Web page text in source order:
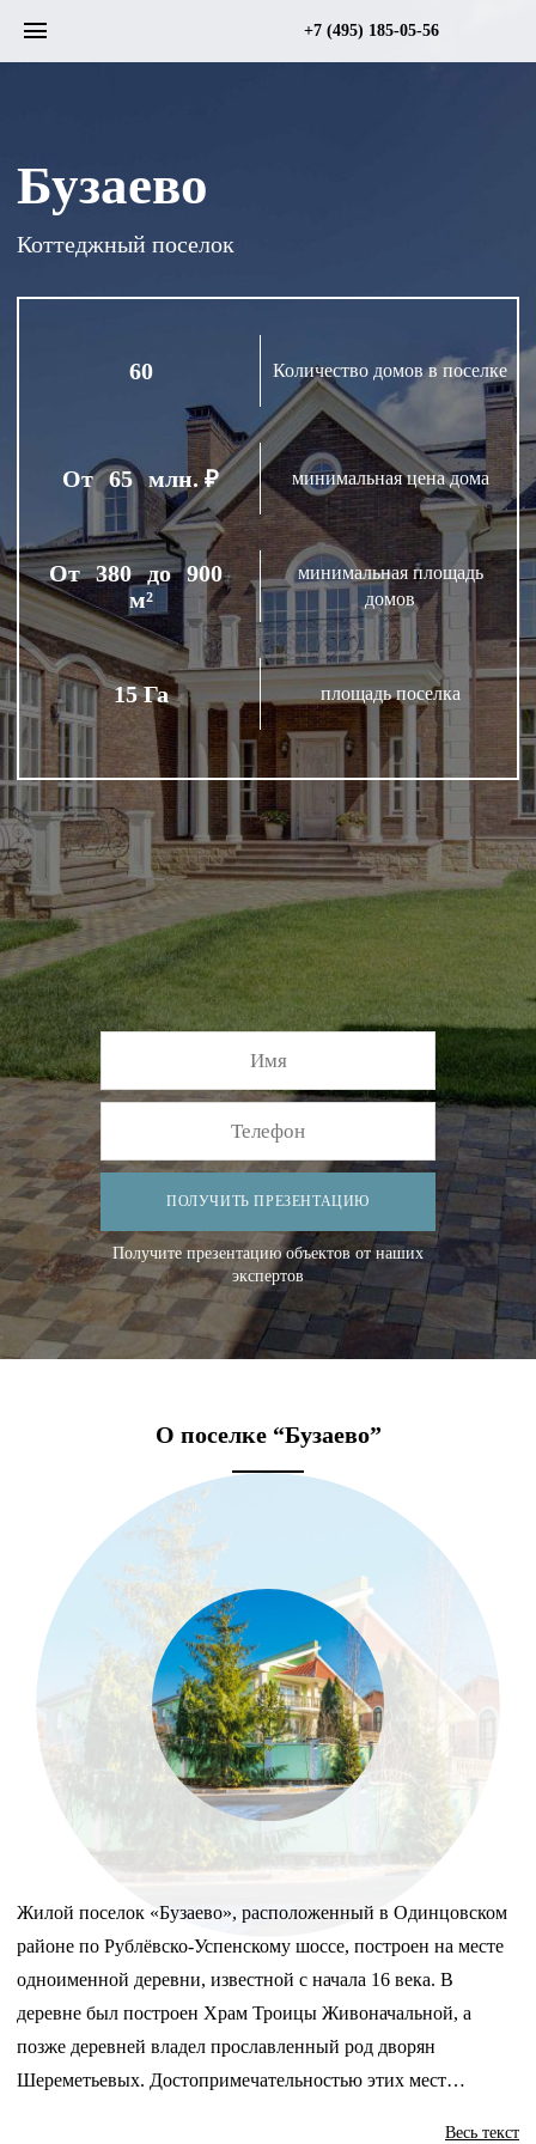
+7 (495) 185-05-56
Бузаево
Коттеджный поселок
60 Количество домов в поселке
От 65 млн. ₽ минимальная цена дома
От 380 до 900
м²
минимальная площадь
домов
15 Га площадь поселка
ПОЛУЧИТЬ ПРЕЗЕНТАЦИЮ
Получите презентацию объектов от наших
экспертов
О поселке “Бузаево”
Жилой поселок «Бузаево», расположенный в Одинцовском
районе по Рублёвско-Успенскому шоссе, построен на месте
одноименной деревни, известной с начала 16 века. В
деревне был построен Храм Троицы Живоначальной, а
позже деревней владел прославленный род дворян
Шереметьевых. Достопримечательностью этих мест
Весь текст